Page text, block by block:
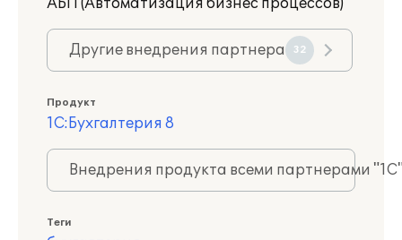
АБП (Автоматизация бизнес процессов)
Другие внедрения партнера 32
Продукт
1С:Бухгалтерия 8
Внедрения продукта всеми партнерами
Теги